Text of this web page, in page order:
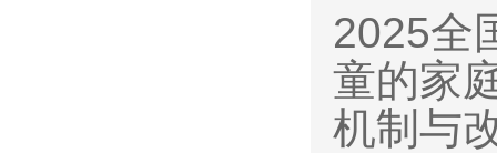
2025全
童的家
机制与